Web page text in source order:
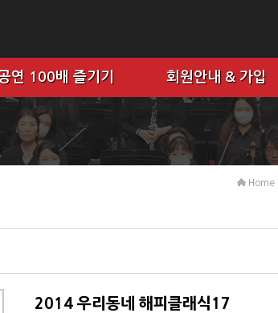
연 100배 즐기기 회원안내 & 가입
Home
2014 우리동네 해피클래식17